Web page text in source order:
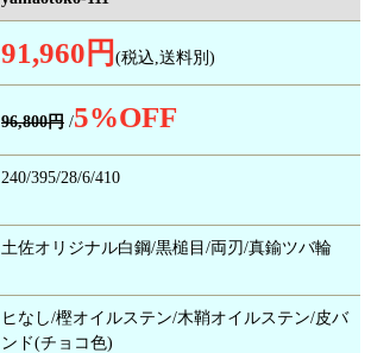
91,960円 (税込,送料別)
96,800円 /5%OFF
240/395/28/6/410
土佐オリジナル白鋼/黒槌目/両刃/真鍮ツバ輪
ヒなし/樫オイルステン/木鞘オイルステン/皮バ
ンド(チョコ色)